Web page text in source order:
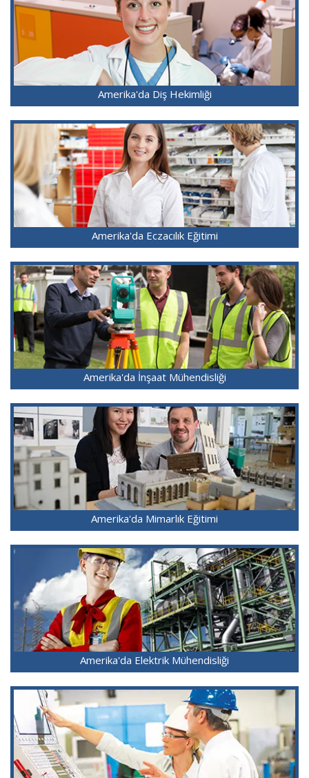
Amerika'da Diş Hekimliği
Amerika'da Eczacılık Eğitimi
Amerika'da İnşaat Mühendisliği
Amerika'da Mimarlık Eğitimi
Amerika'da Elektrik Mühendisliği